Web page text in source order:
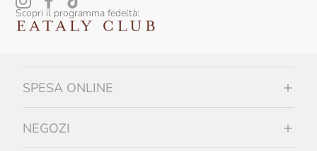
Scopri il programma fedeltà:
SPESA ONLINE
NEGOZI